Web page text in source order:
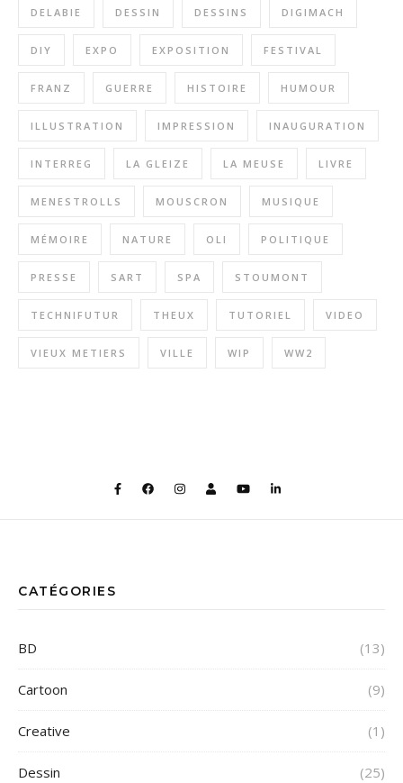
DELABIE DESSIN DESSINS DIGIMACH
DIY EXPO EXPOSITION FESTIVAL
FRANZ GUERRE HISTOIRE HUMOUR
ILLUSTRATION IMPRESSION INAUGURATION
INTERREG LA GLEIZE LA MEUSE LIVRE
MENESTROLLS MOUSCRON MUSIQUE
MÉMOIRE NATURE OLI POLITIQUE
PRESSE SART SPA STOUMONT
TECHNIFUTUR THEUX TUTORIEL VIDEO
VIEUX METIERS VILLE WIP WW2
CATÉGORIES
BD (13)
Cartoon (9)
Creative (1)
Dessin (25)